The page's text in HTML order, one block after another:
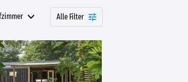
Alle Filter